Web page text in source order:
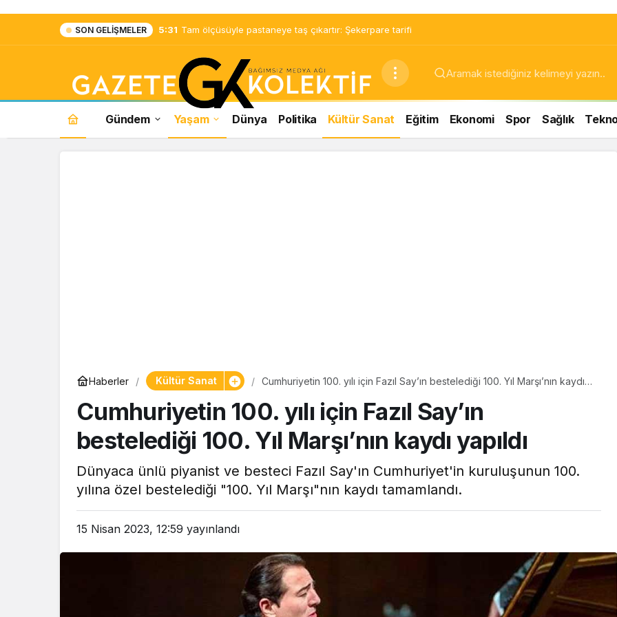
SON GELIŞMELER 5:31 Tam ölçüsüyle pastaneye taş çıkartır: Şekerpare tarifi
Gündem Yaşam Dünya Politika Kültür Sanat Eğitim Ekonomi Spor Sağlık
Haberler Kültür Sanat
Cumhuriyetin 100. yılı için Fazıl Say’ın bestelediği 100. Yıl Marşı’nın kaydı
Cumhuriyetin 100. yılı için Fazıl Say’ın
bestelediği 100. Yıl Marşı’nın kaydı yapıldı
Dünyaca ünlü piyanist ve besteci Fazıl Say'ın Cumhuriyet'in kuruluşunun 100.
yılına özel bestelediği "100. Yıl Marşı"nın kaydı tamamlandı.
15 Nisan 2023, 12:59 yayınlandı
Yaşam
Tam ölçüsüyle
pastaneye taş çıkartır:
Şekerpare tarifi
Çayın yanına çok
yakışacak bir mucize:
Brownie tadında ıslak
kurabiye tarifi…